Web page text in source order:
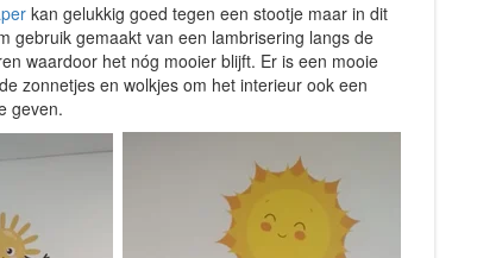
kan gelukkig goed tegen een stootje maar in dit
gebruik gemaakt van een lambrisering langs de
waardoor het nóg mooier blijft. Er is een mooie
zonnetjes en wolkjes om het interieur ook een
geven.